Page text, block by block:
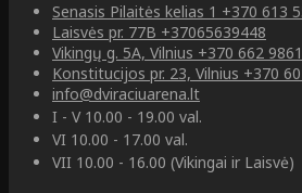
Senasis Pilaitės kelias 1 +370 613
Laisvės pr. 77B +37065639448
Vikingų g. 5A, Vilnius +370 662
Konstitucijos pr. 23, Vilnius +370
info@dviraciuarena.lt
I - V 10.00 - 19.00 val.
VI 10.00 - 17.00 val.
VII 10.00 - 16.00 (Vikingai ir Laisvė)